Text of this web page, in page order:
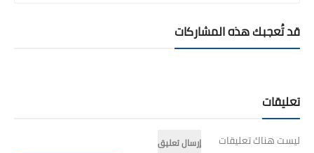
قد تُعجبك هذه المشاركات
تعليقات
ليست هناك تعليقات
إرسال تعليق